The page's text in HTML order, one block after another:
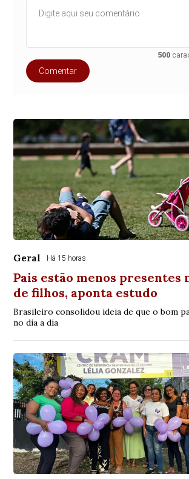
500
Comentar
Geral Há 15 horas
Pais estão menos presentes
de filhos, aponta estudo
Brasileiro consolidou ideia de que o bom
no dia a dia